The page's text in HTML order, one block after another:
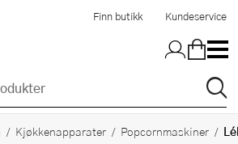
Finn butikk Kundeservice
Kjøkkenapparater Popcornmaskiner